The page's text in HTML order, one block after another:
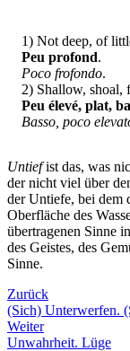
1) Not deep, of
Peu profond.
Poco frofondo.
2) Shallow, shoal,
Peu élevé, plat,
Basso, poco
Untiefist das, was
der nicht viel über
der Untiefe, bei dem
Oberfläche des
übertragenen Sinne
des Geistes, des
Sinne.
Zurück
(Sich) Unterwerfen.
Weiter
Unwahrheit. Lüge